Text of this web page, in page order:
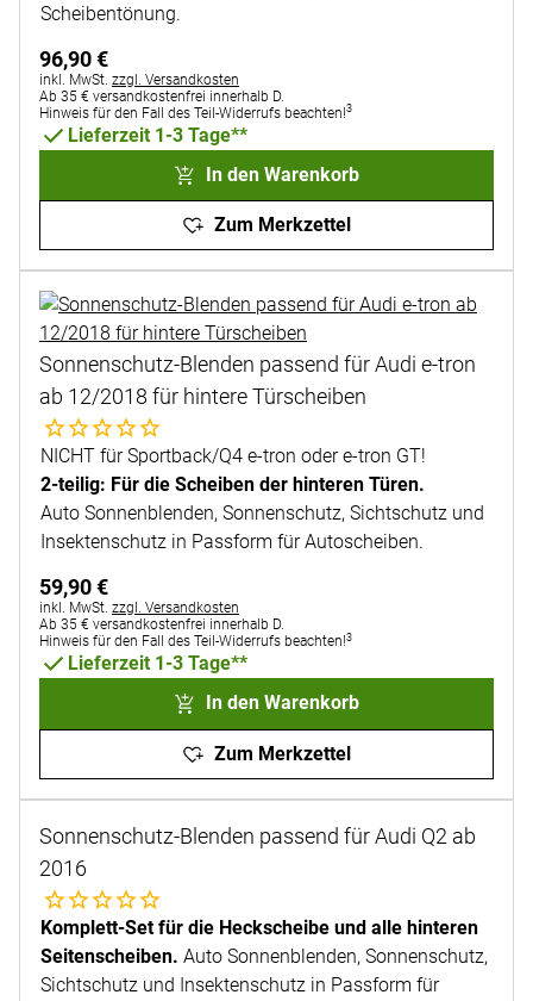
Scheibentönung.
96,90€
Steuerhinweis:
inkl. MwSt. zzgl. Versandkosten
Ab 35 € versandkostenfrei innerhalb D.
Hinweis für den Fall des Teil-Widerrufs beachten!3
Lieferzeit 1-3 Tage**
In den Warenkorb
Zum Merkzettel
Sonnenschutz-Blenden passend für Audi e-tron
ab 12/2018 für hintere Türscheiben
Noch keine Bewertungen abgegeben
NICHT für Sportback/Q4 e-tron oder e-tron GT!
2-teilig: Für die Scheiben der hinteren Türen.
Auto Sonnenblenden, Sonnenschutz, Sichtschutz und
Insektenschutz in Passform für Autoscheiben.
59,90€
Steuerhinweis:
inkl. MwSt. zzgl. Versandkosten
Ab 35 € versandkostenfrei innerhalb D.
Hinweis für den Fall des Teil-Widerrufs beachten!3
Lieferzeit 1-3 Tage**
In den Warenkorb
Zum Merkzettel
Sonnenschutz-Blenden passend für Audi Q2 ab
2016
Noch keine Bewertungen abgegeben
Komplett-Set für die Heckscheibe und alle hinteren
Seitenscheiben. Auto Sonnenblenden, Sonnenschutz,
Sichtschutz und Insektenschutz in Passform für